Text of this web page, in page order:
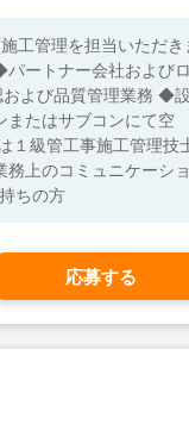
工管理を担当いただき
ートナー会社および
よび品質管理業務 ◆
１級管工事施工管理技
上のコミュニケーシ
ちの方
応募する